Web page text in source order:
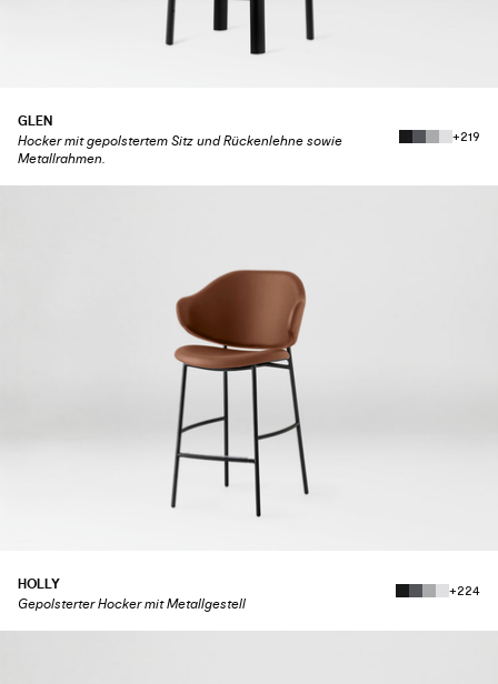
GLEN
Hocker mit gepolstertem Sitz und Rückenlehne sowie
Metallrahmen.
+219
HOLLY
Gepolsterter Hocker mit Metallgestell
+224